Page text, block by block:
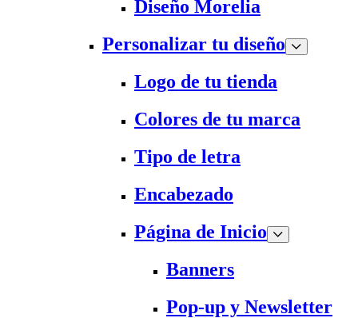
Diseño Morelia
Personalizar tu diseño
Logo de tu tienda
Colores de tu marca
Tipo de letra
Encabezado
Página de Inicio
Banners
Pop-up y Newsletter